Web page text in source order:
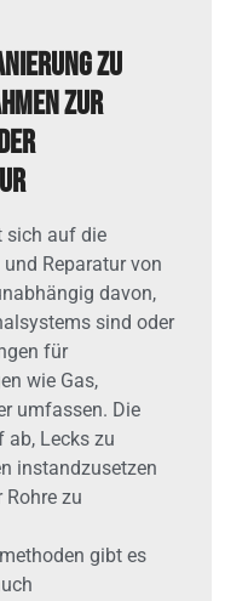
zu
zur
sich auf die
Reparatur von
davon,
sind oder
für
wie Gas,
umfassen. Die
ab, Lecks zu
instandzusetzen
Rohre zu
gibt es